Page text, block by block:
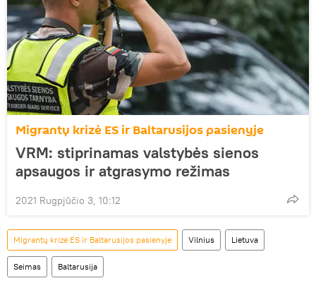
Migrantų krizė ES ir Baltarusijos pasienyje
VRM: stiprinamas valstybės sienos
apsaugos ir atgrasymo režimas
2021 Rugpjūčio 3, 10:12
Migrantų krizė ES ir Baltarusijos pasienyje Vilnius Lietuva
Seimas Baltarusija